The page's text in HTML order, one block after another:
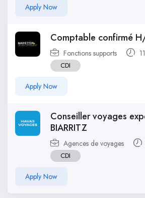
Apply Now
Comptable confirmé
Fonctions supports
CDI
Apply Now
Conseiller voyages
BIARRITZ
Agences de voyages
CDI
Apply Now